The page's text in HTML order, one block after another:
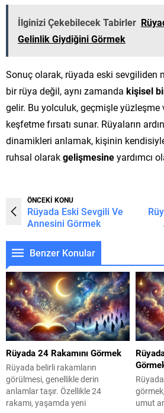
İlginizi Çekebilecek Tabirler
Gelinlik Giydiğini Görmek
Sonuç olarak, rüyada eski sevgiliden
bir rüya değil, aynı zamanda kişisel
gelir. Bu yolculuk, geçmişle yüzleşme
keşfetme fırsatı sunar. Rüyaların
dinamikleri anlamak, kişinin
ruhsal olarakgelişmesineyardımcı
ÖNCEKİ KONU
Rüyada Eski Sevgili Ve
Annesini Görmek
Benzer Konular
Rüyada 24 Rakamını Görmek
Rüyada belirli rakamların
görülmesi, genellikle derin
anlamlar taşır. Özellikle 24
rakamı, yaşamda yeni
umut